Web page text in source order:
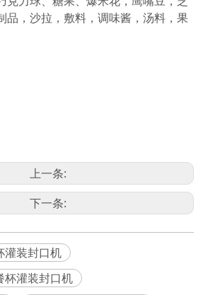
品，沙拉，敷料，调味酱，汤料，果
上一条:
下一条:
灌装封口机
杯灌装封口机